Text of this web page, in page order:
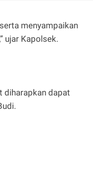
menyampaikan
ujar Kapolsek.
diharapkan dapat